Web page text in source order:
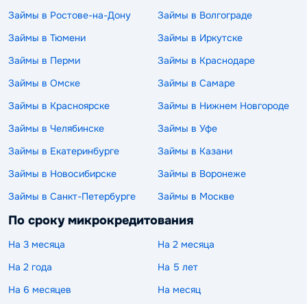
Займы в Ростове-на-Дону
Займы в Волгограде
Займы в Тюмени
Займы в Иркутске
Займы в Перми
Займы в Краснодаре
Займы в Омске
Займы в Самаре
Займы в Красноярске
Займы в Нижнем Новгороде
Займы в Челябинске
Займы в Уфе
Займы в Екатеринбурге
Займы в Казани
Займы в Новосибирске
Займы в Воронеже
Займы в Санкт-Петербурге
Займы в Москве
По сроку микрокредитования
На 3 месяца
На 2 месяца
На 2 года
На 5 лет
На 6 месяцев
На месяц